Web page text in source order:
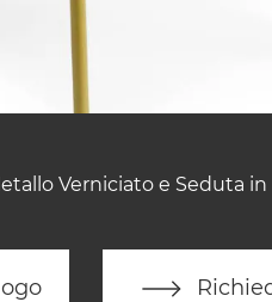
Verniciato e Seduta